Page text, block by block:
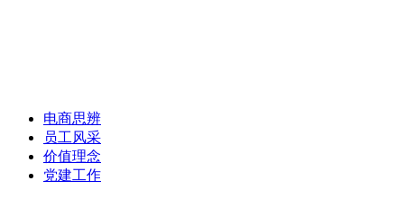
电商思辨
员工风采
价值理念
党建工作